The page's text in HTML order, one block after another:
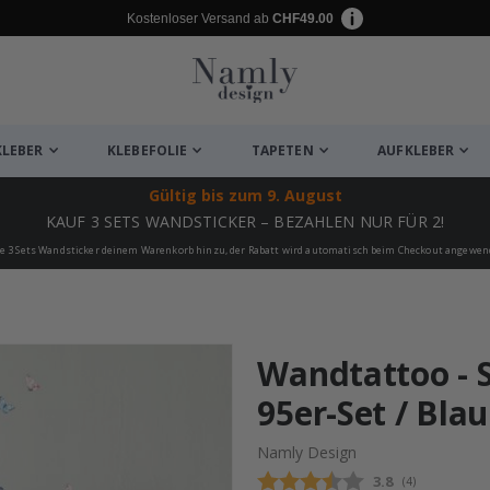
Kostenloser Versand ab CHF49.00
KLEBEFOLIE TAPETEN AUFKLEBER
Gültig bis zum 9. August
KAUF 3 SETS WANDSTICKER – BEZAHLEN NUR FÜR 2!
3 Sets Wandsticker deinem Warenkorb hinzu, der Rabatt wird automatisch beim Checkout
Wandtattoo -
95er-Set / Blau
Namly Design
3.8 (abgegebene
4)